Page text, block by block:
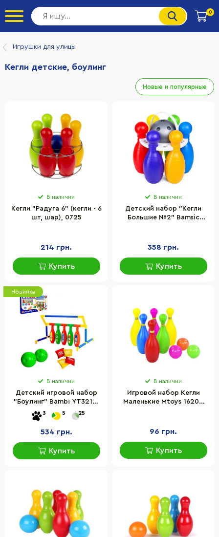
0
Игрушки для улицы
Кегли детские, боулинг
Новые и популярные
В наличии
Кегли "Радуга 6" (кегли - 6
шт, шар), 0725
214 грн.
Купить
В наличии
Детский набор "Кегли
Большие №2" Bamsic
358 грн.
Купить
Новинка
В наличии
Детский игровой набор
"Боулинг" Bambi YT3213-
65, 5 кеглей, 2 мяча
3 5 25
534 грн.
Купить
В наличии
Игровой набор Кегли
Маленькие Mtoys 16200
96 грн.
Купить